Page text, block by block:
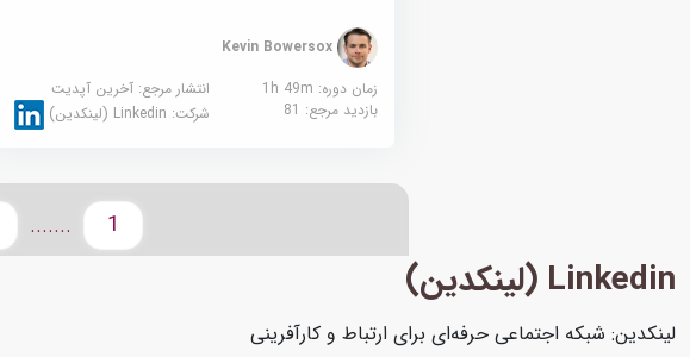
زمان دوره: 1h 49m
انتشار مرجع: آخرین آپدیت
بازدید مرجع: 81 شرکت: Linkedin (لینکدین)
1
.......
Linkedin (لینکدین)
لینکدین: شبکه اجتماعی حرفه‌ای برای ارتباط و کارآفرینی